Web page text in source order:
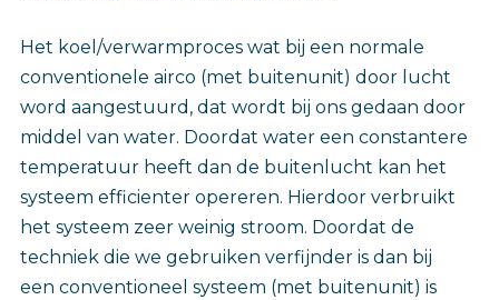
Het koel/verwarmproces wat bij een normale
conventionele airco (met buitenunit) door lucht
word aangestuurd, dat wordt bij ons gedaan door
middel van water. Doordat water een constantere
temperatuur heeft dan de buitenlucht kan het
systeem efficienter opereren. Hierdoor verbruikt
het systeem zeer weinig stroom. Doordat de
techniek die we gebruiken verfijnder is dan bij
een conventioneel systeem (met buitenunit) is